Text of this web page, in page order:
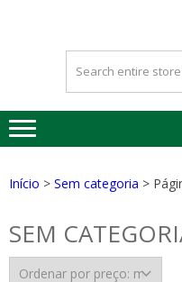
Início > Sem categoria >
SEM